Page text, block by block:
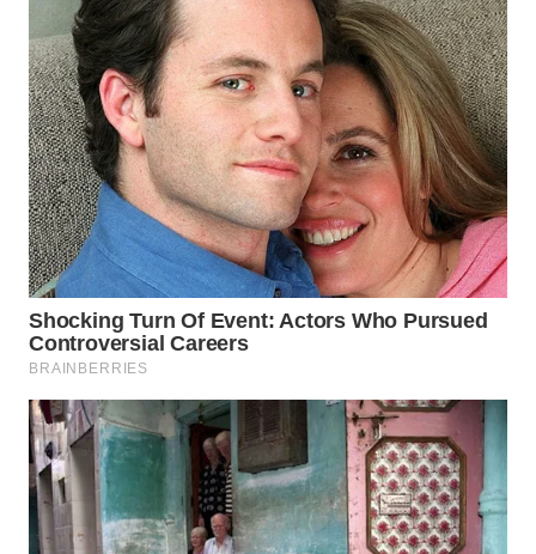
WN
SAMOSIR
WN
PADANG
LAWAS
WN
SUMEDANG
WN
CIANJUR
WN
KEPULAUAN
SERIBU
WN